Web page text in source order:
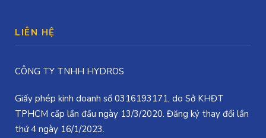
LIÊN HỆ
CÔNG TY TNHH HYDROS
Giấy phép kinh doanh số 0316193171, do Sở KHĐT
TPHCM cấp lần đầu ngày 13/3/2020. Đăng ký thay đổi lần
thứ 4 ngày 16/1/2023.